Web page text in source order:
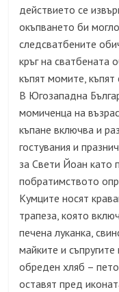
действието се
окъпването би
следсватбените
кръг на сватбената
къпят момите,
В Югозападна
момиченца на
къпане включва и
гостувания и
за Свети Йоан като
побратимството
Кумците носят
трапеза, която
печеналуканка,
майките и
обреден хляб –
оставят пред